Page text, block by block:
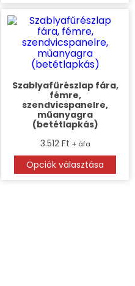
választhatók
ki
Szablyafűrészlap fára,
fémre,
szendvicspanelre,
műanyagra
(betétlapkás)
3.512 Ft + áfa
Opciók választása
Ennek
terméknek
variációja
A
változatok
termékoldalon
választhatók